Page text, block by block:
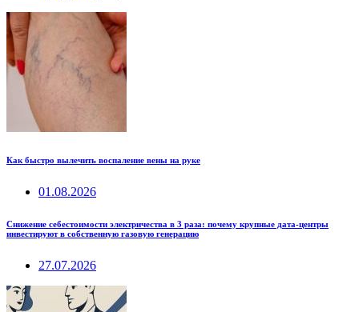
Как быстро вылечить воспаление вены на руке
01.08.2026
Снижение себестоимости электричества в 3 раза: почему крупные дата-центры
инвестируют в собственную газовую генерацию
27.07.2026